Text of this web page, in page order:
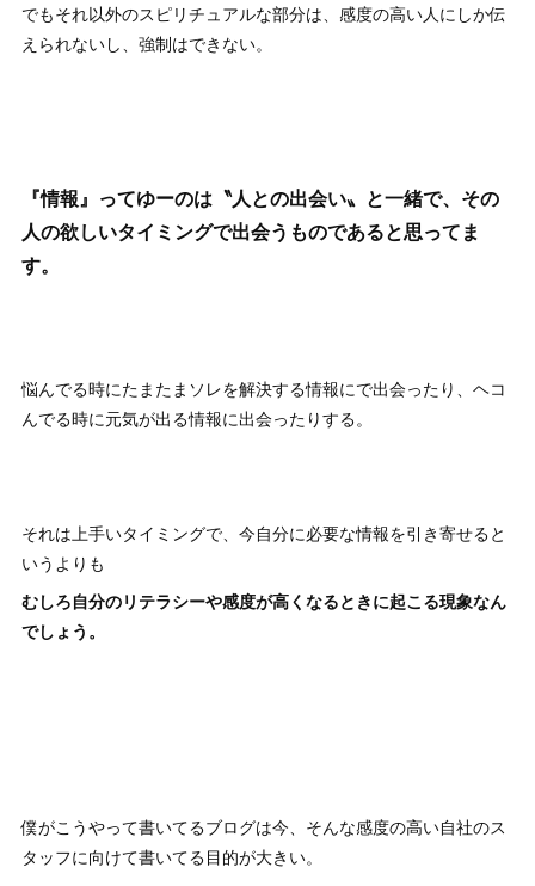
でもそれ以外のスピリチュアルな部分は、感度の高い人にしか伝
えられないし、強制はできない。
『情報』ってゆーのは〝人との出会い〟と一緒で、その
人の欲しいタイミングで出会うものであると思ってま
す。
悩んでる時にたまたまソレを解決する情報にで出会ったり、ヘコ
んでる時に元気が出る情報に出会ったりする。
それは上手いタイミングで、今自分に必要な情報を引き寄せると
いうよりも
むしろ自分のリテラシーや感度が高くなるときに起こる現象なん
でしょう。
僕がこうやって書いてるブログは今、そんな感度の高い自社のス
タッフに向けて書いてる目的が大きい。